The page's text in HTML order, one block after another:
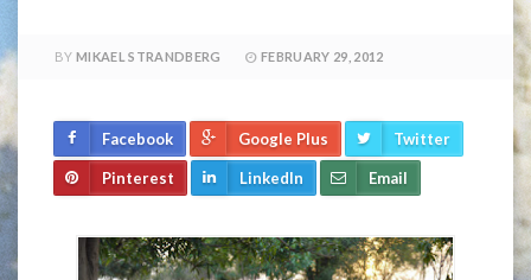
BY MIKAEL STRANDBERG FEBRUARY 29, 2012
Facebook Google Plus Twitter
Pinterest LinkedIn Email